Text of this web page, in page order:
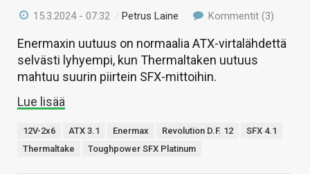
15.3.2024 - 07:32 / Petrus Laine Kommentit (3)
Enermaxin uutuus on normaalia ATX-virtalähdettä
selvästi lyhyempi, kun Thermaltaken uutuus
mahtuu suurin piirtein SFX-mittoihin.
Lue lisää
12V-2x6 ATX 3.1 Enermax Revolution D.F. 12
SFX 4.1
Thermaltake
Toughpower SFX Platinum